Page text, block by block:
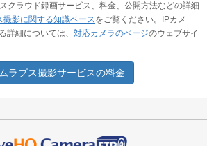
クラウド録画サービス、料金、公開方法などの詳細
撮影に関する知識ベースをご覧ください。IPカメ
詳細については、 対応カメラのページのウェブサイ
ラプス撮影サービスの料金